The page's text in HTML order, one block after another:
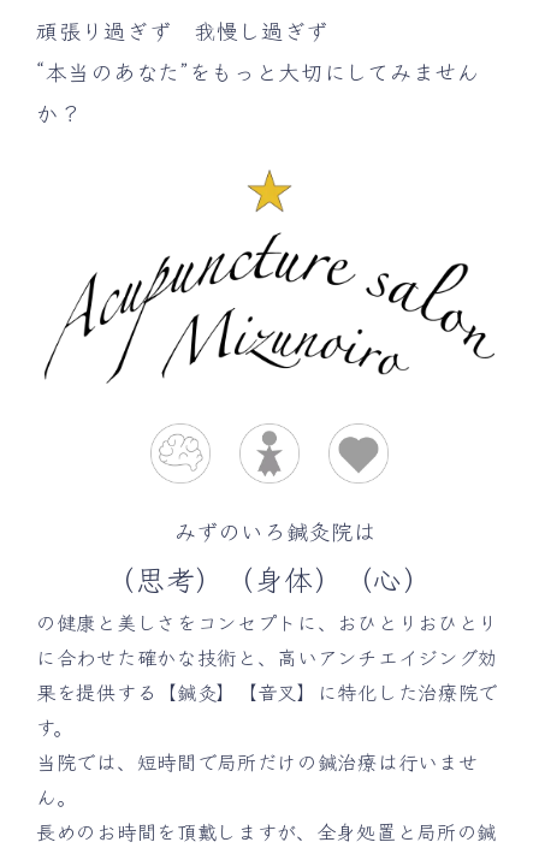
頑張り過ぎず 我慢し過ぎず
“本当のあなた”をもっと大切にしてみません
か？
みずのいろ鍼灸院は
（思考）（身体）（心）
の健康と美しさをコンセプトに、おひとりおひとり
に合わせた確かな技術と、高いアンチエイジング効
果を提供する【鍼灸】【音叉】に特化した治療院で
す。
当院では、短時間で局所だけの鍼治療は行いませ
ん。
長めのお時間を頂戴しますが、全身処置と局所の鍼